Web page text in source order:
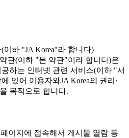
하 "JA Korea"라 합니다)
관(이하 "본 약관"이라 합니다)은
하는 인터넷 관련 서비스(이하 "서
있어 이용자와JA Korea의 권리·
목적으로 합니다.
이지에 접속해서 게시물 열람 등